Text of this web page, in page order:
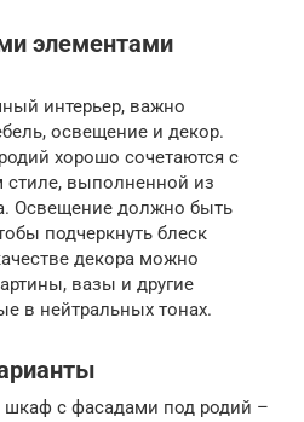
элементами
интерьер, важно
освещение и декор.
хорошо сочетаются с
выполненной из
Освещение должно быть
подчеркнуть блеск
декора можно
вазы и другие
в нейтральных тонах.
шкаф с фасадами под родий –